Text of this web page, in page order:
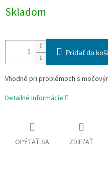
cena:
Skladom
Pridať do
Vhodné pri problémoch s
Detailné informácie
OPÝTAŤ SA ZDIEĽAŤ